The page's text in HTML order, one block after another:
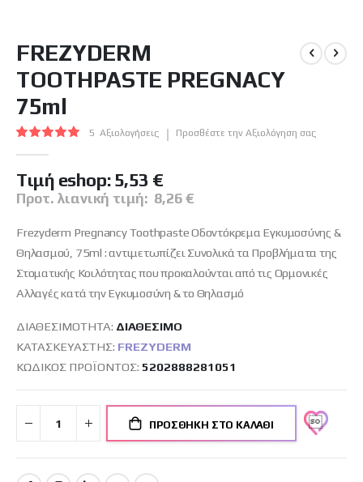
στην
συλλογής
εικόνων
FREZYDERM
TOOTHPASTE PREGNACY
75ml
Βαθμολογία:
5 Αξιολογήσεις Προσθέστε την Αξιολόγηση σας
Tιμή eshop:5,53 €
Προτ. λιανική τιμή: 8,26 €
Frezyderm Pregnancy Toothpaste Οδοντόκρεμα Εγκυμοσύνης &
Θηλασμού, 75ml : αντιμετωπίζει Συνολικά τα Προβλήματα της
Στοματικής Κοιλότητας που προκαλούνται από τις Ορμονικές
Αλλαγές κατά την Εγκυμοσύνη & το Θηλασμό
ΔΙΑΘΕΣΙΜΌΤΗΤΑ: ΔΙΑΘΈΣΙΜO
ΚΑΤΑΣΚΕΥΑΣΤΉΣ: FREZYDERM
ΚΩΔΙΚΌΣ ΠΡΟΪΌΝΤΟΣ 5202888281051
ΠΡΟΣΘΉΚΗ ΣΤΟ ΚΑΛΆΘΙ